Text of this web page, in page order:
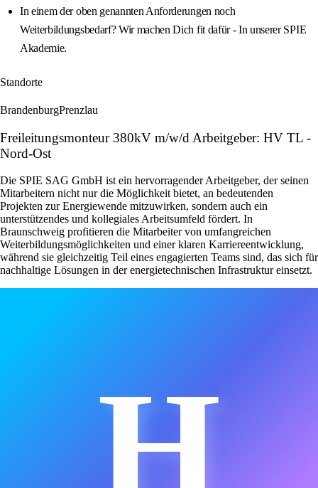
In einem der oben genannten Anforderungen noch
Weiterbildungsbedarf? Wir machen Dich fit dafür - In unserer SPIE
Akademie.
Standorte
BrandenburgPrenzlau
Freileitungsmonteur 380kV m/w/d Arbeitgeber: HV TL -
Nord-Ost
Die SPIE SAG GmbH ist ein hervorragender Arbeitgeber, der seinen
Mitarbeitern nicht nur die Möglichkeit bietet, an bedeutenden
Projekten zur Energiewende mitzuwirken, sondern auch ein
unterstützendes und kollegiales Arbeitsumfeld fördert. In
Braunschweig profitieren die Mitarbeiter von umfangreichen
Weiterbildungsmöglichkeiten und einer klaren Karriereentwicklung,
während sie gleichzeitig Teil eines engagierten Teams sind, das sich für
nachhaltige Lösungen in der energietechnischen Infrastruktur einsetzt.
H